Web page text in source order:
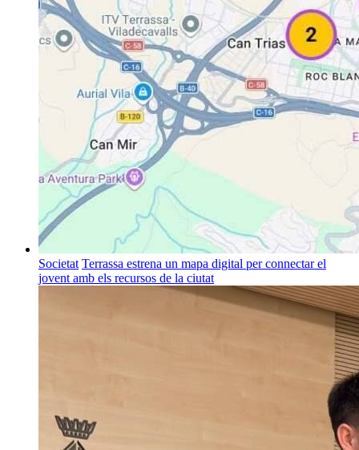
Societat Terrassa estrena un mapa digital per connectar el
jovent amb els recursos de la ciutat